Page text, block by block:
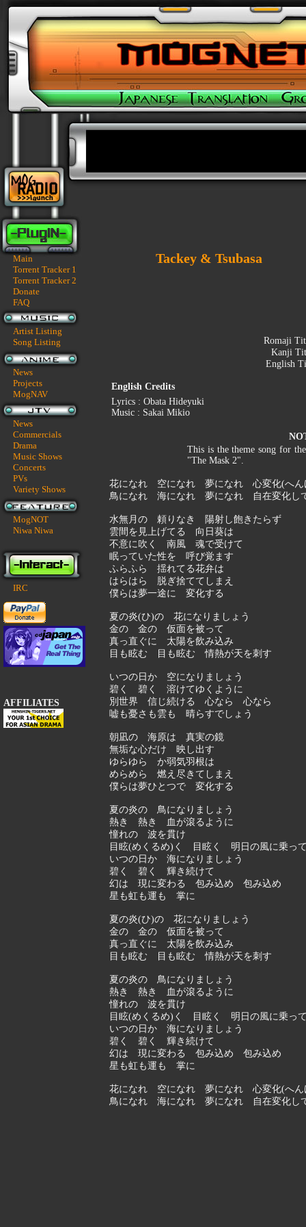
Main
Torrent Tracker 1
Torrent Tracker 2
Donate
FAQ
Artist Listing
Song Listing
News
Projects
MogNAV
News
Commercials
Drama
Music Shows
Concerts
PVs
Variety Shows
MogNOT
Niwa Niwa
IRC
AFFILIATES
Tackey & Tsubasa
Romaji
Kanji
English
English Credits
Lyrics : Obata Hideyuki
Music : Sakai Mikio
This is the theme song for
"The Mask 2".
花になれ 空になれ 夢になれ 心変化(へん
鳥になれ 海になれ 夢になれ 自在変化し
水無月の 頼りなき 陽射し飽きたらず
雲間を見上げてる 向日葵は
不意に吹く 南風 魂で受けて
眠っていた性を 呼び覚ます
ふらふら 揺れてる花弁は
はらはら 脱ぎ捨ててしまえ
僕らは夢一途に 変化する
夏の炎(ひ)の 花になりましょう
金の 金の 仮面を被って
真っ直ぐに 太陽を飲み込み
目も眩む 目も眩む 情熱が天を刺す
いつの日か 空になりましょう
碧く 碧く 溶けてゆくように
別世界 信じ続ける 心なら 心なら
嘘も憂さも雲も 晴らすでしょう
朝凪の 海原は 真実の鏡
無垢な心だけ 映し出す
ゆらゆら か弱気羽根は
めらめら 燃え尽きてしまえ
僕らは夢ひとつで 変化する
夏の炎の 鳥になりましょう
熱き 熱き 血が滾るように
憧れの 波を貫け
目眩(めくるめ)く 目眩く 明日の風に乗っ
いつの日か 海になりましょう
碧く 碧く 輝き続けて
幻は 現に変わる 包み込め 包み込め
星も虹も運も 掌に
夏の炎(ひ)の 花になりましょう
金の 金の 仮面を被って
真っ直ぐに 太陽を飲み込み
目も眩む 目も眩む 情熱が天を刺す
夏の炎の 鳥になりましょう
熱き 熱き 血が滾るように
憧れの 波を貫け
目眩(めくるめ)く 目眩く 明日の風に乗っ
いつの日か 海になりましょう
碧く 碧く 輝き続けて
幻は 現に変わる 包み込め 包み込め
星も虹も運も 掌に
花になれ 空になれ 夢になれ 心変化(へん
鳥になれ 海になれ 夢になれ 自在変化し